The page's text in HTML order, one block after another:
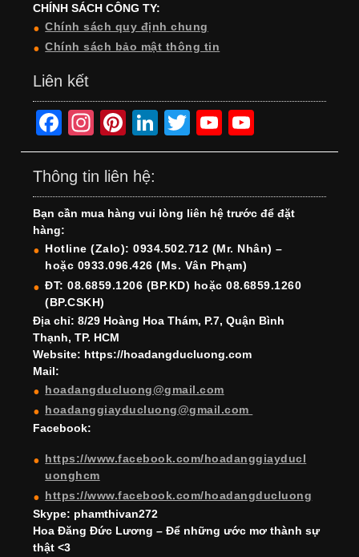
CHÍNH SÁCH CÔNG TY:
Chính sách quy định chung
Chính sách bảo mật thông tin
Liên kết
F
a
c
e
b
o
o
k
In
st
a
gr
a
m
Pi
nt
er
e
st
Li
n
e
dI
n
T
wi
er
Y
o
T
u
b
e
o
T
u
b
e
h
Thông tin liên hệ:
Bạn cần mua hàng vui lòng liên hệ trước để đặt
hàng:
Hotline (Zalo): 0934.502.712 (Mr. Nhân) –
hoặc 0933.096.426 (Ms. Vân Phạm)
ĐT: 08.6859.1206 (BP.KD) hoặc 08.6859.1260
(BP.CSKH)
Địa chỉ: 8/29 Hoàng Hoa Thám, P.7, Quận Bình
Thạnh, TP. HCM
Website: https://hoadangducluong.com
Mail:
hoadangducluong@gmail.com
hoadanggiayducluong@gmail.com
Facebook:
https://www.facebook.com/hoadanggiayducl
uonghcm
https://www.facebook.com/hoadangducluong
Skype: phamthivan272
Hoa Đăng Đức Lương – Để những ước mơ thành sự
thật <3